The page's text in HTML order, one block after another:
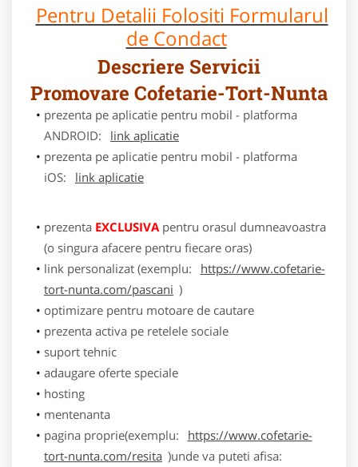
Pentru Detalii Folositi Formularul
de Condact
Descriere Servicii
Promovare Cofetarie-Tort-Nunta
prezenta pe aplicatie pentru mobil - platforma
ANDROID:
link aplicatie
prezenta pe aplicatie pentru mobil - platforma
iOS:
link aplicatie
prezenta EXCLUSIVApentru orasul dumneavoastra
(o singura afacere pentru fiecare oras)
link personalizat (exemplu:
https://www.cofetarie-
tort-nunta.com/pascani )
optimizare pentru motoare de cautare
prezenta activa pe retelele sociale
suport tehnic
adaugare oferte speciale
hosting
mentenanta
pagina proprie(exemplu:
https://www.cofetarie-
tort-nunta.com/resita )unde va puteti afisa: